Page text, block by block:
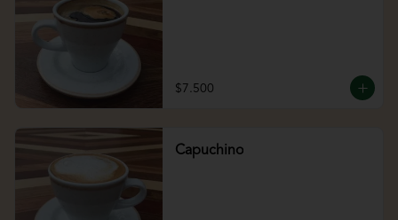
$7.500
Capuchino